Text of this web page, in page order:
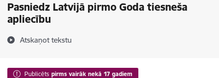
Pasniedz Latvijā pirmo Goda tiesneša
apliecību
Atskaņot tekstu
Publicēts pirms vairāk nekā 17 gadiem